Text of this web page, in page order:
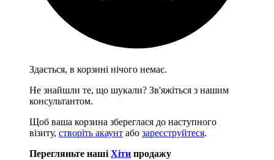
Здається, в корзині нічого немає.
Не знайшли те, що шукали? Зв'яжіться з нашим
консультантом.
Щоб ваша корзина збереглася до наступного
візиту, створіть акаунт або зареєструйтеся.
Перегляньте наші Хіти продажу